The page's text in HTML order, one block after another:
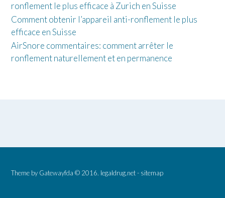
ronflement le plus efficace à Zurich en Suisse
Comment obtenir l’appareil anti-ronflement le plus
efficace en Suisse
AirSnore commentaires: comment arrêter le
ronflement naturellement et en permanence
Theme by Gatewayfda © 2016. legaldrug.net- sitemap